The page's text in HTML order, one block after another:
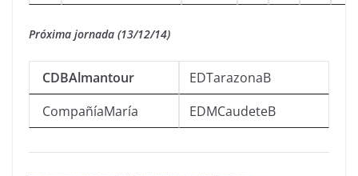
Próxima jornada (13/12/14)
CDBAlmantour
EDTarazonaB
CompañíaMaría
EDMCaudeteB